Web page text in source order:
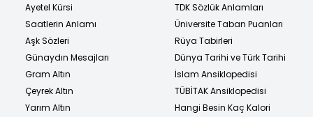
Ayetel Kürsi
Saatlerin Anlamı
Aşk Sözleri
Günaydın Mesajları
Gram Altın
Çeyrek Altın
Yarım Altın
TDK Sözlük Anlamları
Üniversite Taban Puanları
Rüya Tabirleri
Dünya Tarihi ve Türk Tarihi
İslam Ansiklopedisi
TÜBİTAK Ansiklopedisi
Hangi Besin Kaç Kalori